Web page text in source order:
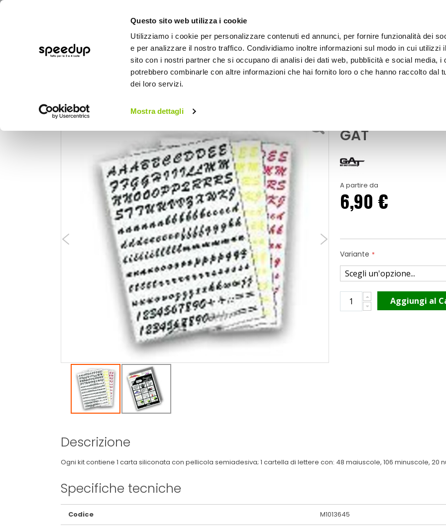
Questo sito web utilizza i cookie
Utilizziamo i cookie per personalizzare contenuti ed annunci, per fornire funzionalità dei
e per analizzare il nostro traffico. Condividiamo inoltre informazioni sul modo in cui utilizzi
sito con i nostri partner che si occupano di analisi dei dati web, pubblicità e social media, i
potrebbero combinarle con altre informazioni che hai fornito loro o che hanno raccolto dal
dei loro servizi.
Mostra dettagli
BICI OUTDOOR
Home
GAT
A partire da
6,90 €
Variante
Aggiungi al
Descrizione
Ogni kit contiene 1 carta siliconata con pellicola semiadesiva; 1 cartella di lettere con: 48 maiuscole, 106 minuscole, 20
Specifiche tecniche
Maggiori
Informazioni
Codice M1013645